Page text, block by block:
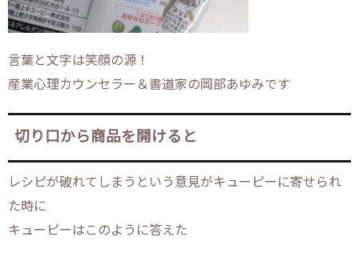
言葉と文字は笑顔の源！
産業心理カウンセラー＆書道家の岡部あゆみです
切り口から商品を開けると
レシピが破れてしまうという意見がキューピーに寄せられ
た時に
キューピーはこのように答えた